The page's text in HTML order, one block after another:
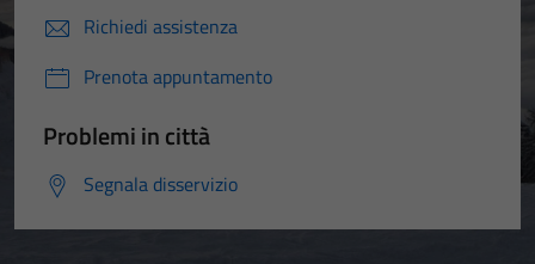
Richiedi assistenza
Prenota appuntamento
Problemi in città
Segnala disservizio